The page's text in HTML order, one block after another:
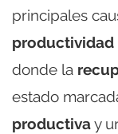
principales
donde la
estado
productivay